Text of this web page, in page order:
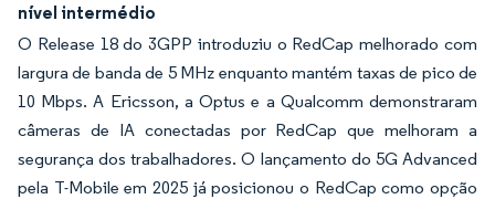
nível intermédio
O Release 18 do 3GPP introduziu o RedCap melhorado com
largura de banda de 5 MHz enquanto mantém taxas de pico de
10 Mbps. A Ericsson, a Optus e a Qualcomm demonstraram
câmeras de IA conectadas por RedCap que melhoram a
segurança dos trabalhadores. O lançamento do 5G Advanced
pela T-Mobile em 2025 já posicionou o RedCap como opção